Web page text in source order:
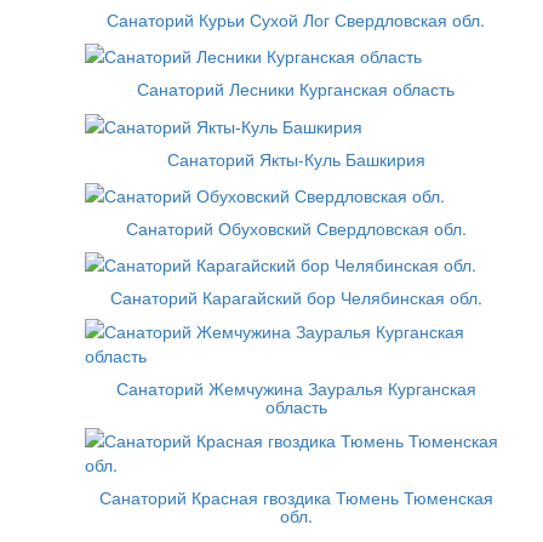
Санаторий Курьи Сухой Лог Свердловская обл.
Санаторий Лесники Курганская область
Санаторий Якты-Куль Башкирия
Санаторий Обуховский Свердловская обл.
Санаторий Карагайский бор Челябинская обл.
Санаторий Жемчужина Зауралья Курганская
область
Санаторий Красная гвоздика Тюмень Тюменская
обл.